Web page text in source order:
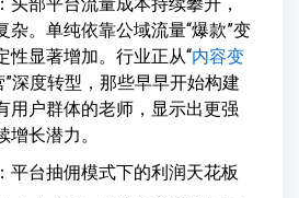
头部平台流量成本持续攀升，
杂。单纯依靠公域流量“爆款”变
性显著增加。行业正从“内容变
”深度转型，那些早早开始构建
用户群体的老师，显示出更强
长潜力。
平台抽佣模式下的利润天花板